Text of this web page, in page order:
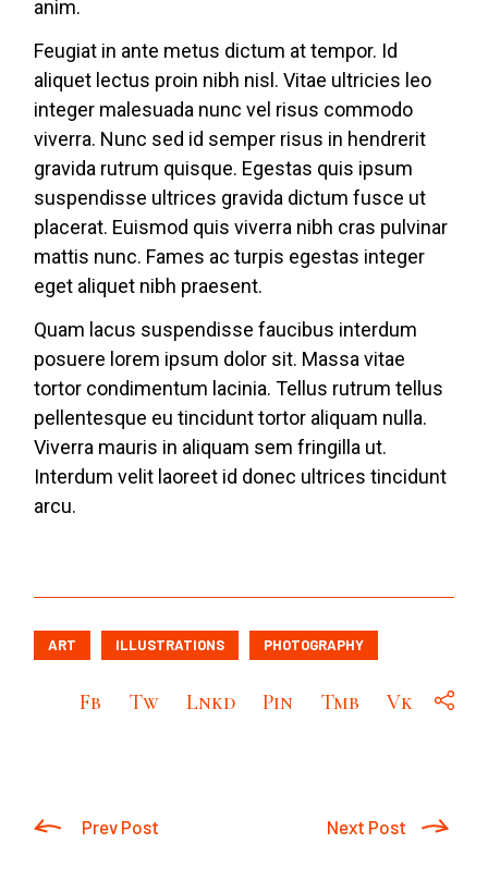
anim.
Feugiat in ante metus dictum at tempor. Id
aliquet lectus proin nibh nisl. Vitae ultricies leo
integer malesuada nunc vel risus commodo
viverra. Nunc sed id semper risus in hendrerit
gravida rutrum quisque. Egestas quis ipsum
suspendisse ultrices gravida dictum fusce ut
placerat. Euismod quis viverra nibh cras pulvinar
mattis nunc. Fames ac turpis egestas integer
eget aliquet nibh praesent.
Quam lacus suspendisse faucibus interdum
posuere lorem ipsum dolor sit. Massa vitae
tortor condimentum lacinia. Tellus rutrum tellus
pellentesque eu tincidunt tortor aliquam nulla.
Viverra mauris in aliquam sem fringilla ut.
Interdum velit laoreet id donec ultrices tincidunt
arcu.
ART ILLUSTRATIONS PHOTOGRAPHY
Fb Tw Lnkd Pin Tmb Vk
Prev Post Next Post